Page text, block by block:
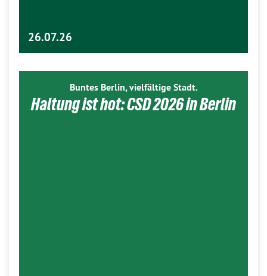
26.07.26
Buntes Berlin, vielfältige Stadt.
Haltung ist hot: CSD 2026 in Berlin